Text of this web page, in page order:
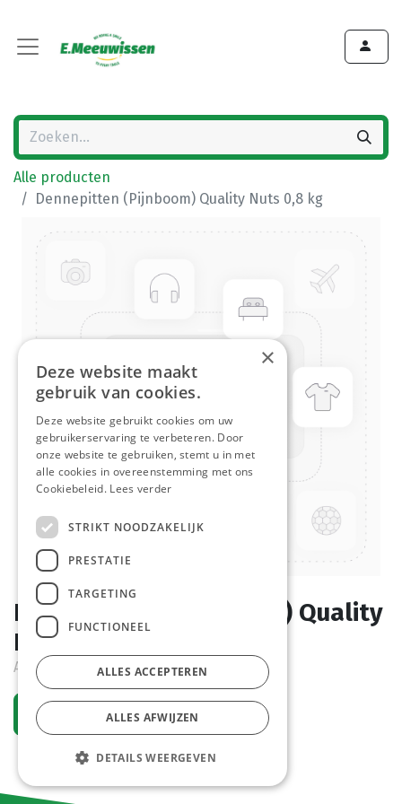
Alle producten
Dennepitten (Pijnboom) Quality Nuts 0,8 kg
Dennepitten (Pijnboom) Quality
Nuts 0,8 kg
Actief
Vraag een account aan
×
Deze website maakt
gebruik van cookies.
Deze website gebruikt cookies om uw
gebruikerservaring te verbeteren. Door
onze website te gebruiken, stemt u in met
alle cookies in overeenstemming met ons
Cookiebeleid. Lees verder
STRIKT NOODZAKELIJK
PRESTATIE
TARGETING
FUNCTIONEEL
ALLES ACCEPTEREN
ALLES AFWIJZEN
DETAILS WEERGEVEN